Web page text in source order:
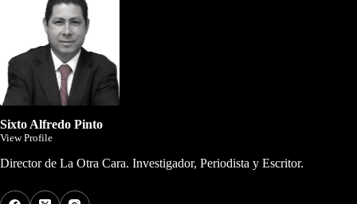
Sixto Alfredo Pinto
View Profile
Director de La Otra Cara. Investigador, Periodista y Escritor.